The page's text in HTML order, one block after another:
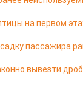
на первом
пассажира
вывезти